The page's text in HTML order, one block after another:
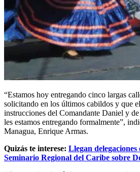
“Estamos hoy entregando cinco largas
solicitando en los últimos cabildos y que
instrucciones del Comandante Daniel y
les estamos entregando formalmente”,
Managua, Enrique Armas.
Quizás te interese: Llegan
Seminario Regional del Caribe sobre